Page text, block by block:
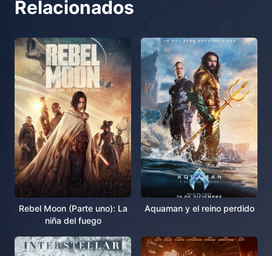
Relacionados
Rebel Moon (Parte uno): La
niña del fuego
Aquaman y el reino perdido